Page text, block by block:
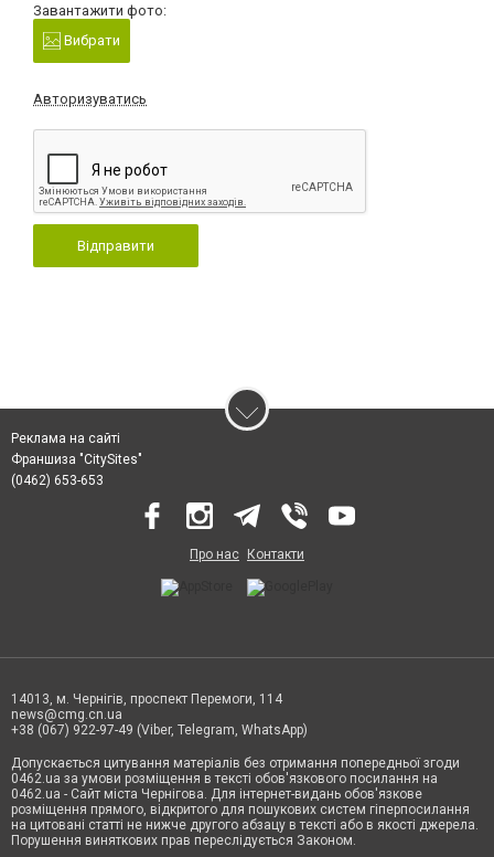
Завантажити фото:
Вибрати
Авторизуватись
Відправити
Реклама на сайті
Франшиза "CitySites"
(0462) 653-653
Про нас Контакти
14013, м. Чернігів, проспект Перемоги, 114
news@cmg.cn.ua
+38 (067) 922-97-49 (Viber, Telegram, WhatsApp)
Допускається цитування матеріалів без отримання попередньої згоди
0462.ua за умови розміщення в тексті обов'язкового посилання на
0462.ua - Сайт міста Чернігова. Для інтернет-видань обов'язкове
розміщення прямого, відкритого для пошукових систем гіперпосилання
на цитовані статті не нижче другого абзацу в тексті або в якості джерела.
Порушення виняткових прав переслідується Законом.